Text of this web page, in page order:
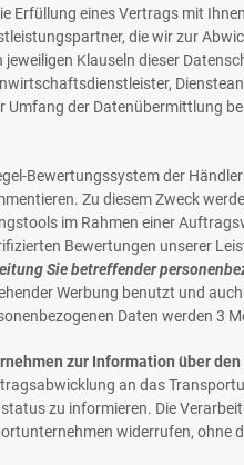
Erfüllung eines Vertrags mit
die wir zur
Klauseln dieser
Umfang der Datenübermittlung
Bewertungssystem der
Zu diesem Zweck
im Rahmen einer
Bewertungen unserer
Sie betreffender
Werbung benutzt und
Daten werden 3
zur Information über
an das
zu informieren. Die
widerrufen,